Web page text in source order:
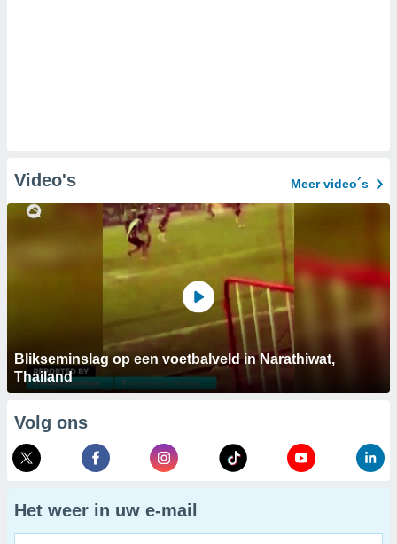
Video's Meer video´s
Blikseminslag op een voetbalveld in Narathiwat,
Thailand
Volg ons
Het weer in uw e-mail